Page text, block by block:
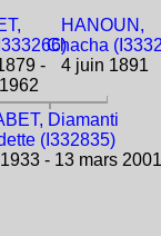
-
HANOUN,
Chacha
4 juin 1891
Diamanti
(I332835)
- 13 mars 2001